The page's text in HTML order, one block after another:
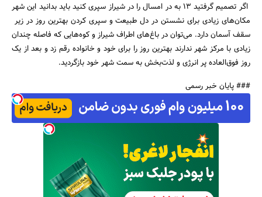
اگر تصمیم گرفتید 13 به در امسال را در شیراز سپری کنید باید بدانید این شهر
مکان‌های زیادی برای نشستن در دل طبیعت و سپری کردن بهترین روز در زیر
سقف آسمان دارد. می‌توان در باغ‌های اطراف شیراز و کوه‌هایی که فاصله چندان
زیادی با مرکز شهر ندارند بهترین روز را برای خود و خانواده رقم زد و بعد از یک
روز فوق‌العاده پر انرژی و لذت‌بخش به سمت شهر خود بازگردید.
### پایان خبر رسمی